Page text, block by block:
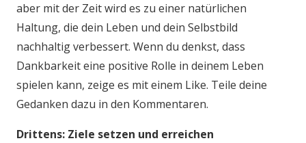
aber mit der Zeit wird es zu einer natürlichen
Haltung, die dein Leben und dein Selbstbild
nachhaltig verbessert. Wenn du denkst, dass
Dankbarkeit eine positive Rolle in deinem Leben
spielen kann, zeige es mit einem Like. Teile deine
Gedanken dazu in den Kommentaren.
Drittens: Ziele setzen und erreichen